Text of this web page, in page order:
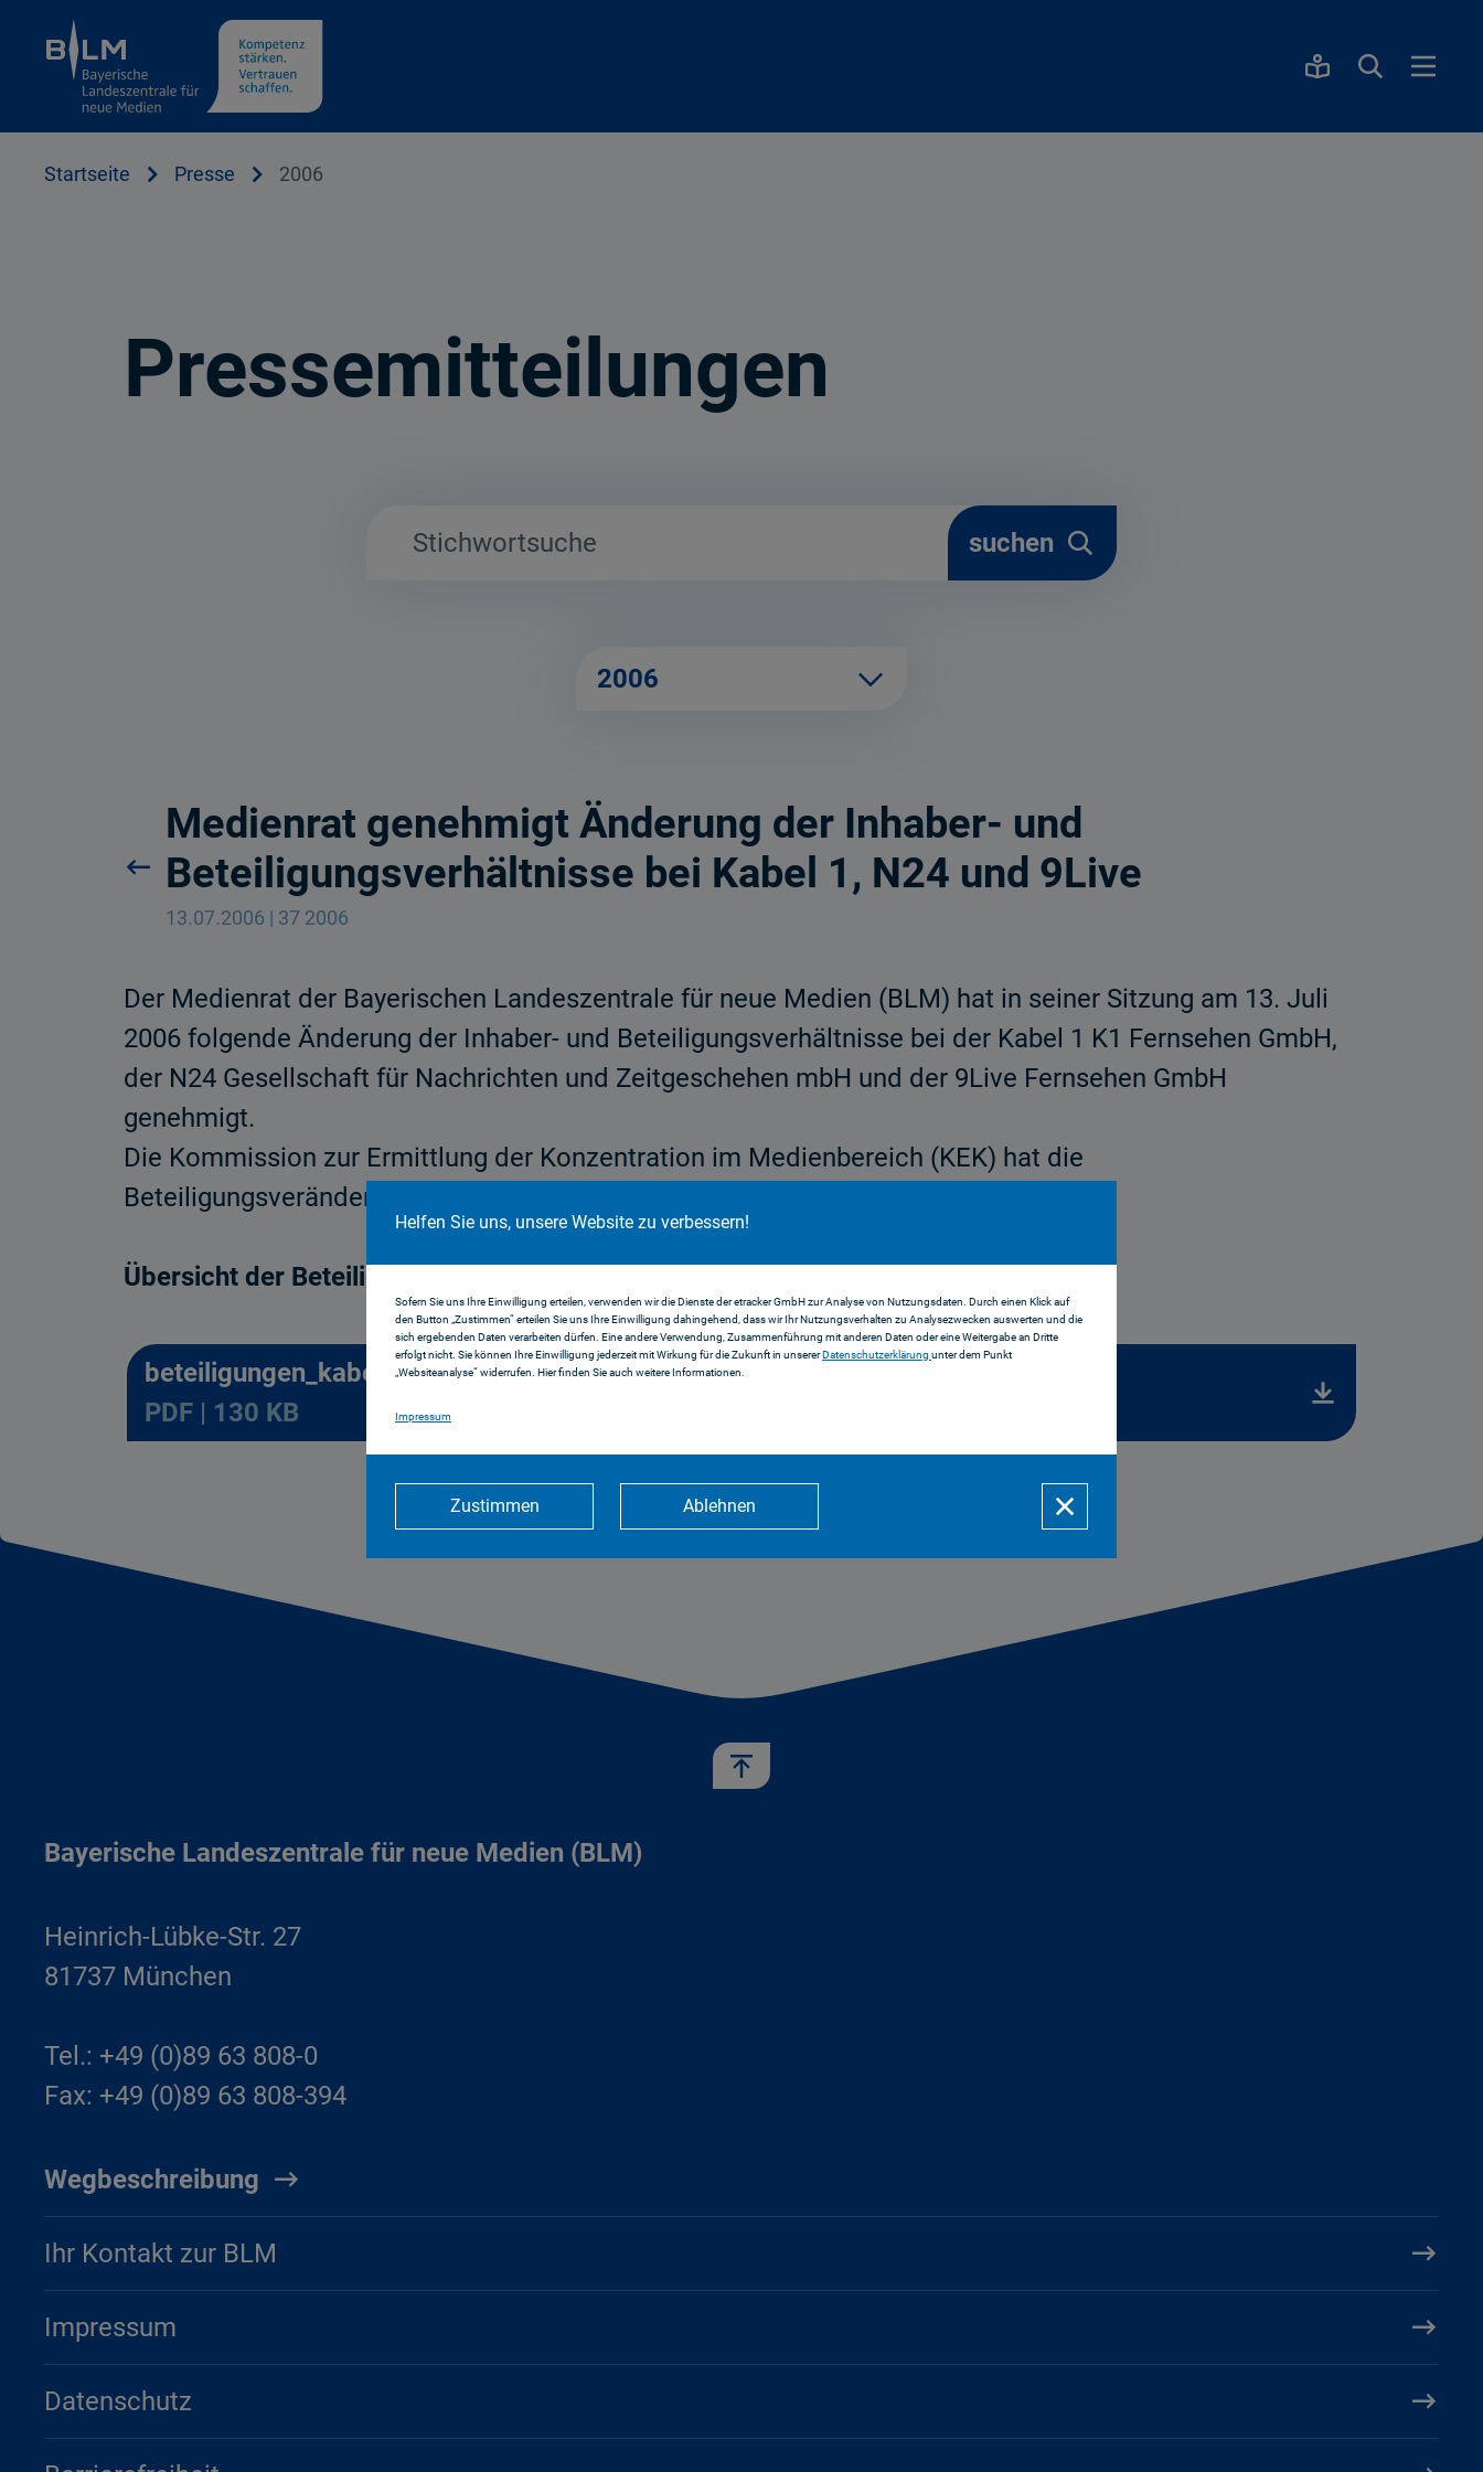
Cookie Hinweis
Helfen Sie uns, unsere Website zu verbessern!
Sofern Sie uns Ihre Einwilligung erteilen, verwenden wir die Dienste der etracker GmbH zur Analyse von Nutzungsdaten. Durch einen Klick auf
den Button „Zustimmen“ erteilen Sie uns Ihre Einwilligung dahingehend, dass wir Ihr Nutzungsverhalten zu Analysezwecken auswerten und die
sich ergebenden Daten verarbeiten dürfen. Eine andere Verwendung, Zusammenführung mit anderen Daten oder eine Weitergabe an Dritte
erfolgt nicht. Sie können Ihre Einwilligung jederzeit mit Wirkung für die Zukunft in unsererDatenschutzerklärung unter dem Punkt
„Websiteanalyse“ widerrufen. Hier finden Sie auch weitere Informationen.
Impressum
Zustimmen Ablehnen
Startseite Presse 2006
Pressemitteilungen
suchen
2006
Medienrat genehmigt Änderung der Inhaber- und
Beteiligungsverhältnisse bei Kabel 1, N24 und 9Live
13.07.2006 | 37 2006
Der Medienrat der Bayerischen Landeszentrale für neue Medien (BLM) hat in seiner Sitzung am 13. Juli
2006 folgende Änderung der Inhaber- und Beteiligungsverhält­nisse bei der Kabel 1 K1 Fernsehen GmbH,
der N24 Gesellschaft für Nachrichten und Zeitgeschehen mbH und der 9Live Fernsehen GmbH
genehmigt.
Die Kommission zur Ermittlung der Konzentration im Medienbereich (KEK) hat die
Beteiligungsveränderung als unbedenklich bestätigt.
Übersicht der Beteiligungsverhältnisse:
beteiligungen_kabel1_n24_9live
PDF | 130 KB
Bayerische Landeszentrale für neue Medien (BLM)
Heinrich-Lübke-Str. 27
81737 München
Tel.: +49 (0)89 63 808-0
Fax: +49 (0)89 63 808-394
Wegbeschreibung
Ihr Kontakt zur BLM
Impressum
Datenschutz